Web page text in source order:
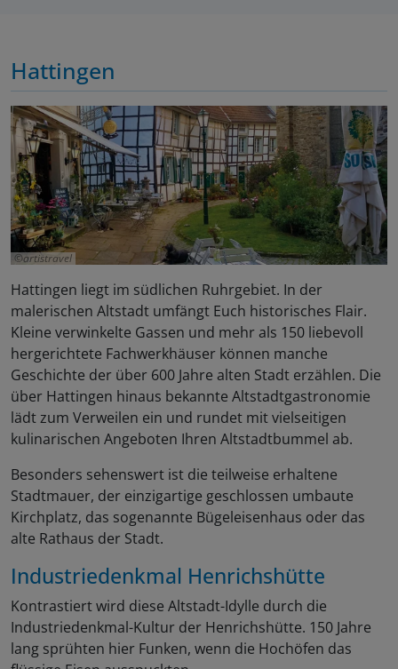
Hattingen
artistravel
Hattingen liegt im südlichen Ruhrgebiet. In der
malerischen Altstadt umfängt Euch historisches Flair.
Kleine verwinkelte Gassen und mehr als 150 liebevoll
hergerichtete Fachwerkhäuser können manche
Geschichte der über 600 Jahre alten Stadt erzählen. Die
über Hattingen hinaus bekannte Altstadtgastronomie
lädt zum Verweilen ein und rundet mit vielseitigen
kulinarischen Angeboten Ihren Altstadtbummel ab.
Besonders sehenswert ist die teilweise erhaltene
Stadtmauer, der einzigartige geschlossen umbaute
Kirchplatz, das sogenannte Bügeleisenhaus oder das
alte Rathaus der Stadt.
Industriedenkmal Henrichshütte
Kontrastiert wird diese Altstadt-Idylle durch die
Industriedenkmal-Kultur der Henrichshütte. 150 Jahre
lang sprühten hier Funken, wenn die Hochöfen das